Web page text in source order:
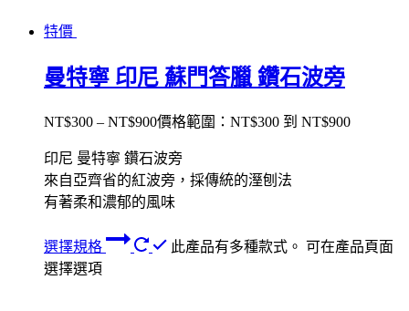
特價
曼特寧 印尼 蘇門答臘 鑽石波旁
NT$300 – NT$900價格範圍：NT$300 到 NT$900
印尼 曼特寧 鑽石波旁
來自亞齊省的紅波旁，採傳統的溼刨法
有著柔和濃郁的風味
選擇規格
此產品有多種款式。 可在產品頁面
選擇選項